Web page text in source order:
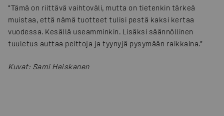
”Tämä on riittävä vaihtoväli, mutta on tietenkin tärkeä
muistaa, että nämä tuotteet tulisi pestä kaksi kertaa
vuodessa. Kesällä useamminkin. Lisäksi säännöllinen
tuuletus auttaa peittoja ja tyynyjä pysymään raikkaina.”
Kuvat: Sami Heiskanen